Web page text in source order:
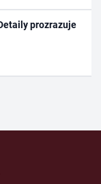
prozrazuje